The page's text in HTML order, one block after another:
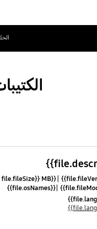
{{file.fileSize}} MB
{{file.osNames}}